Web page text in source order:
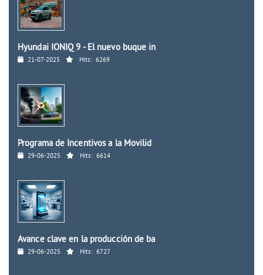
Hyundai IONIQ 9 - El nuevo buque in
21-07-2025 Hits: 6269
Programa de Incentivos a la Movilid
29-06-2025 Hits: 6614
Avance clave en la producción de ba
29-06-2025 Hits: 6727